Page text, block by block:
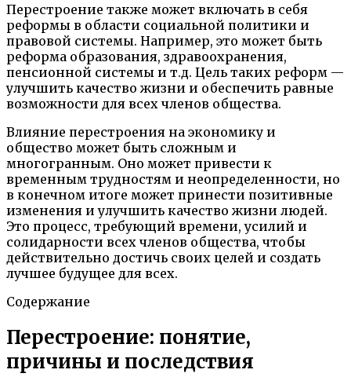
Перестроение также может включать в себя
реформы в области социальной политики и
правовой системы. Например, это может быть
реформа образования, здравоохранения,
пенсионной системы и т.д. Цель таких реформ —
улучшить качество жизни и обеспечить равные
возможности для всех членов общества.
Влияние перестроения на экономику и
общество может быть сложным и
многогранным. Оно может привести к
временным трудностям и неопределенности, но
в конечном итоге может принести позитивные
изменения и улучшить качество жизни людей.
Это процесс, требующий времени, усилий и
солидарности всех членов общества, чтобы
действительно достичь своих целей и создать
лучшее будущее для всех.
Содержание
Перестроение: понятие,
причины и последствия